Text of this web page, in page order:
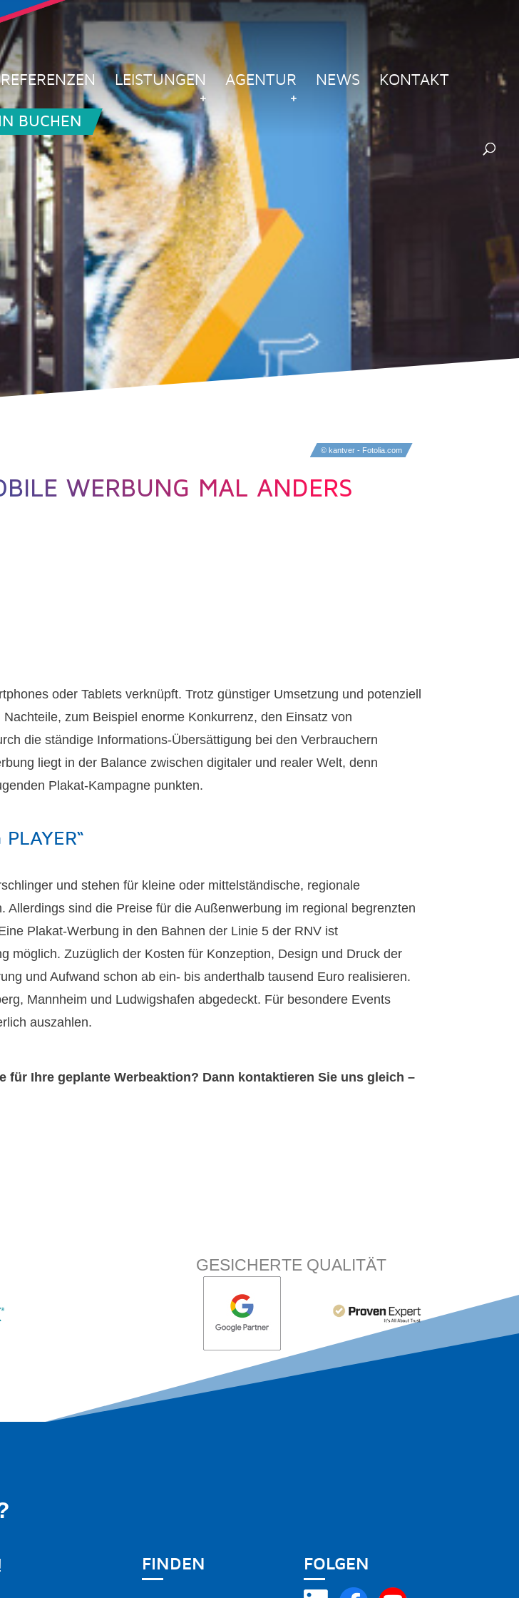
REFERENZEN LEISTUNGEN AGENTUR NEWS KONTAKT
BUCHEN
© kantver - Fotolia.com
WERBUNG MAL ANDERS
oder Tablets verknüpft. Trotz günstiger Umsetzung und potenziell
zum Beispiel enorme Konkurrenz, den Einsatz von
die ständige Informations-Übersättigung bei den Verbrauchern
liegt in der Balance zwischen digitaler und realer Welt, denn
Plakat-Kampagne punkten.
und stehen für kleine oder mittelständische, regionale
sind die Preise für die Außenwerbung im regional begrenzten
Plakat-Werbung in den Bahnen der Linie 5 der RNV ist
möglich. Zuzüglich der Kosten für Konzeption, Design und Druck der
und Aufwand schon ab ein- bis anderthalb tausend Euro realisieren.
Mannheim und Ludwigshafen abgedeckt. Für besondere Events
auszahlen.
für Ihre geplante Werbeaktion? Dann kontaktieren Sie uns gleich –
GESICHERTE QUALITÄT
FINDEN FOLGEN